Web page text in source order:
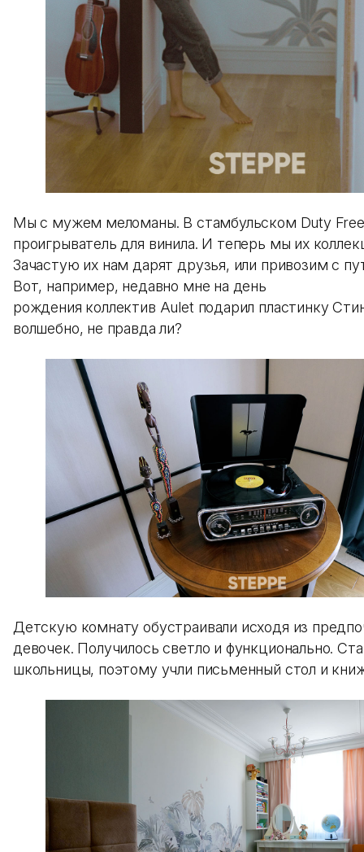
Мы с мужем меломаны. В стамбульском Duty
проигрыватель для винила. И теперь мы их
Зачастую их нам дарят друзья, или привозим с
Вот, например, недавно мне на день
рождения коллектив Aulet подарил пластинку
волшебно, не правда ли?
Детскую комнату обустраивали исходя из
девочек. Получилось светло и функционально.
школьницы, поэтому учли письменный стол и